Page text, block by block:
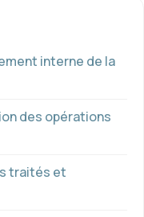
interne de la
des opérations
traités et